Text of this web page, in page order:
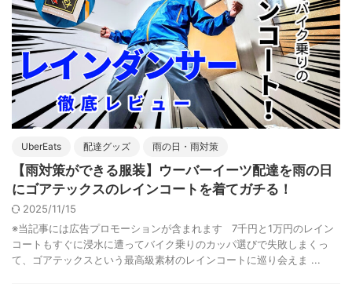
UberEats 配達グッズ 雨の日・雨対策
【雨対策ができる服装】ウーバーイーツ配達を雨の日
にゴアテックスのレインコートを着てガチる！
2025/11/15
※当記事には広告プロモーションが含まれます 7千円と1万円のレイン
コートもすぐに浸水に遭ってバイク乗りのカッパ選びで失敗しまくっ
て、ゴアテックスという最高級素材のレインコートに巡り会えま ...